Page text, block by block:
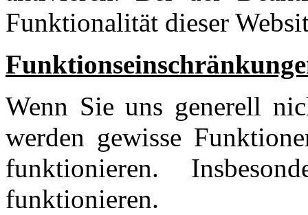
Funktionalität dieser
Wenn Sie uns generell
werden gewisse
funktionieren.
funktionieren.